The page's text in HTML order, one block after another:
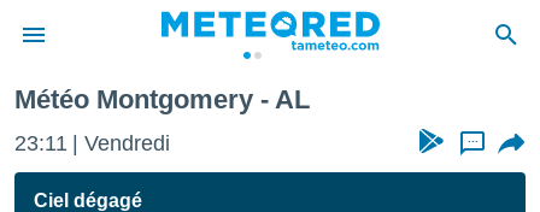
de
Météo Montgomery - AL
23:11 Vendredi ...
Ciel dégagé